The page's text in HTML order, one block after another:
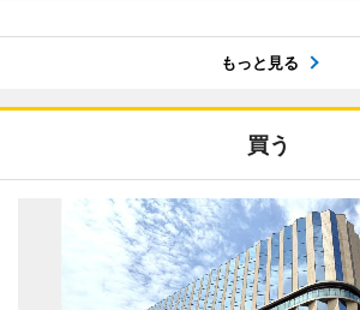
もっと見る
買う